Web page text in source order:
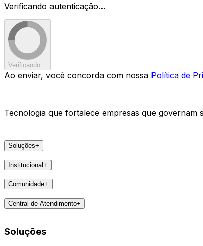
Verificando autenticação…
Verificando…
Ao enviar, você concorda com nossa Política de
Tecnologia que fortalece empresas que governam
Soluções+
Produtos
arc
Institucional +
A Areco
Lideranças
Comunidade+
Eventos
Vivências
Central de Atendimento+
Todas as Regiões
Soluções